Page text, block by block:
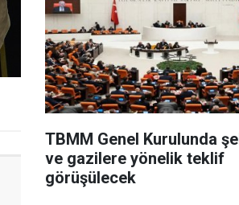
TBMM Genel Kurulunda
ve gazilere yönelik teklif
görüşülecek